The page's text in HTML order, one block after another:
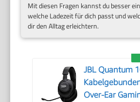
Mit diesen Fragen kannst du besser
welche Ladezeit für dich passt und
dir den Alltag erleichtern.
JBL Quantum
Over-Ear